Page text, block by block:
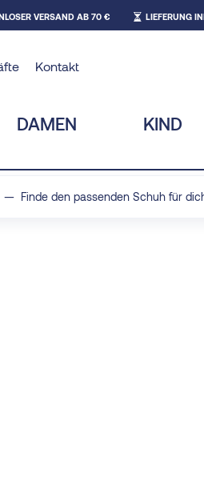
VERSAND AB 70 € LIEFERUNG
Kontakt
DAMEN KIND
Finde den passenden Schuh für